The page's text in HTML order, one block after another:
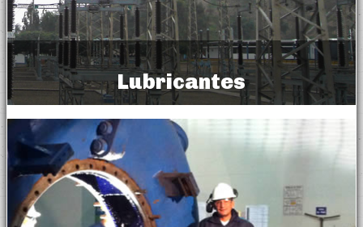
Lubricantes
Lubricants